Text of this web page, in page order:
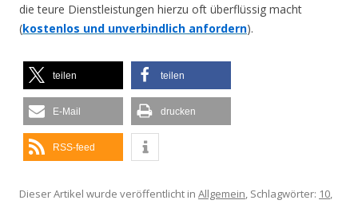
die teure Dienstleistungen hierzu oft überflüssig macht
(kostenlos und unverbindlich anfordern).
teilen teilen
E-Mail drucken
RSS-feed
Dieser Artikel wurde veröffentlicht in Allgemein, Schlagwörter: 10,